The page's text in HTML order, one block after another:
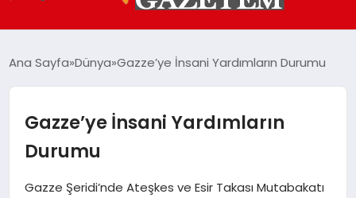
TEKNOLOJI
SIYASET
Ana Sayfa Dünya Gazze’ye İnsani Yardımların Durumu
Gazze’ye İnsani Yardımların
Durumu
Gazze Şeridi’nde Ateşkes ve Esir Takası Mutabakatı